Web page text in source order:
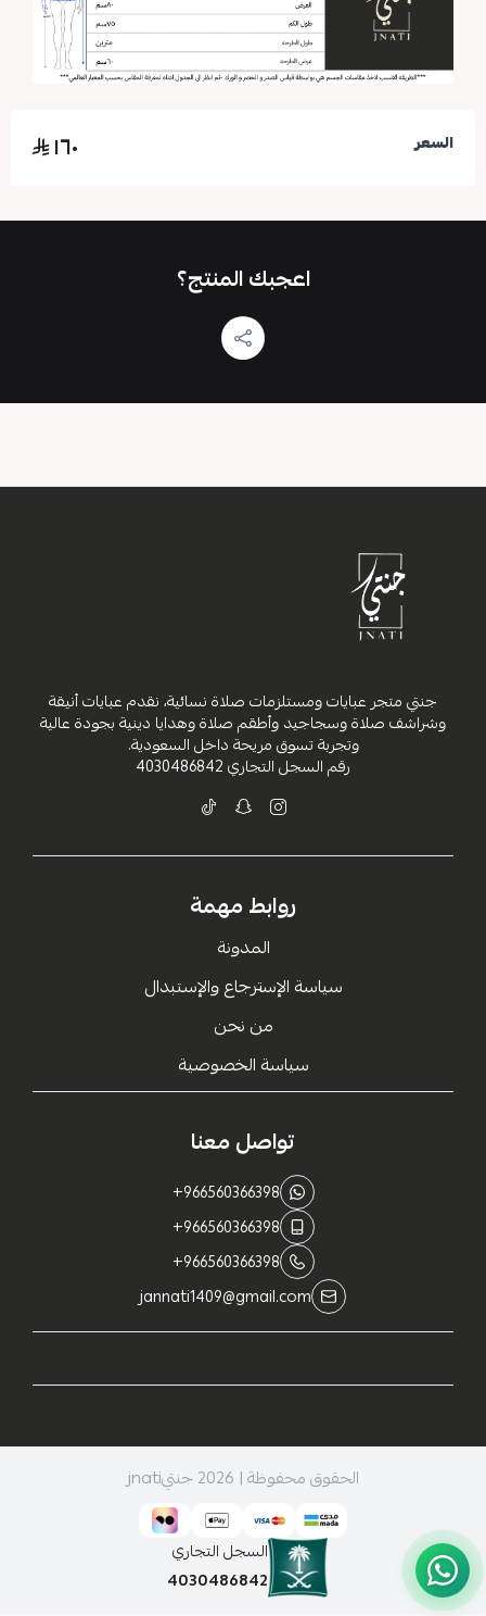
السعر ١٦٠
اعجبك المنتج؟
جنتي متجر عبايات ومستلزمات صلاة نسائية، نقدم عبايات أنيقة
وشراشف صلاة وسجاجيد وأطقم صلاة وهدايا دينية بجودة عالية
وتجربة تسوق مريحة داخل السعودية.
رقم السجل التجاري4030486842
روابط مهمة
المدونة
سياسة الإسترجاع والإستبدال
من نحن
سياسة الخصوصية
تواصل معنا
+966560366398
+966560366398
+966560366398
jannati1409@gmail.com
الحقوق محفوظة | 2026 جنتيjnati
السجل التجاري
4030486842